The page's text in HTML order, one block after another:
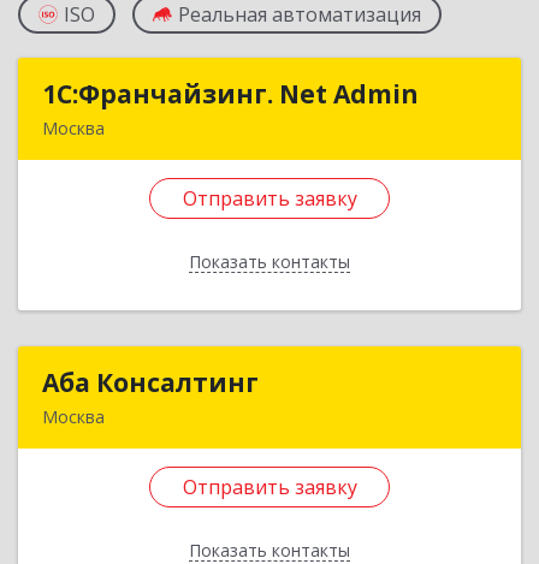
ISO Реальная автоматизация
1С:Франчайзинг. Net Admin
Москва
Отправить заявку
Показать контакты
1С:Франчайзинг. Net Admin
округ Аэропорт, Пилота Нестерова ул, дом №
Назад
Аба Консалтинг
Москва
Отправить заявку
Показать контакты
ул, дом № 1, кв.208